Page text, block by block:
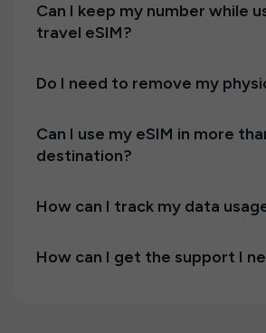
Can I keep my number while
travel eSIM?
Do I need to remove my
Can I use my eSIM in more
destination?
How can I track my data
How can I get the support I